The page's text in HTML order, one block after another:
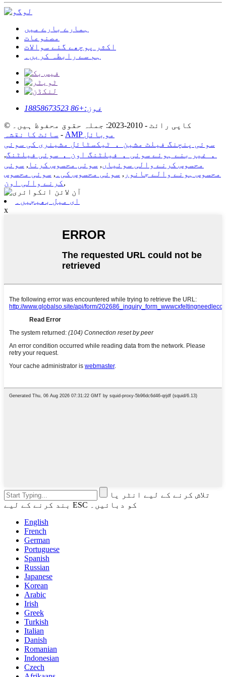
ہمارے بارے میں
مصنوعات
اکثر پوچھے گئے سوالات
ہم سے رابطہ کریں۔
فون:+86 18858673523
© کاپی رائٹ - 2010-2023: جملہ حقوق محفوظ ہیں۔
سائٹ کا نقشہ -
AMP موبائل
سوئی پنچنگ فیلٹ مشین ， ٹیکسٹائل مشینری کی سوئی
， غیر بنے ہوئے سوئی ， فیلٹنگ اون ， سوئی فیلٹنگ,
محسوس کرنے والی سوئیاں, سوئی محسوس کرنا , سوئی
محسوس ہونے والے جانور , سوئی محسوس کی۔ , سوئی محسوس
کرنے والی اون,
ای میل بھیجیں۔
x
تلاش کرنے کے لیے انٹر یا
بند کرنے کے لیے ESC کو دبائیں۔
English
French
German
Portuguese
Spanish
Russian
Japanese
Korean
Arabic
Irish
Greek
Turkish
Italian
Danish
Romanian
Indonesian
Czech